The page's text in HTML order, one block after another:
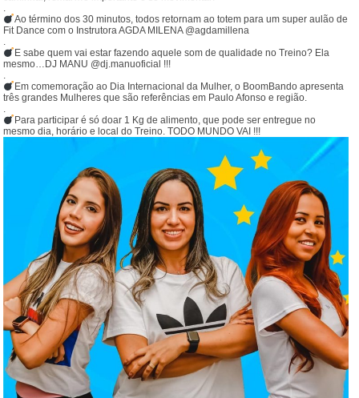
.
Ao término dos 30 minutos, todos retornam ao totem para um super aulão de
Fit Dance com o Instrutora AGDA MILENA @agdamillena
.
E sabe quem vai estar fazendo aquele som de qualidade no Treino? Ela
mesmo…DJ MANU @dj.manuoficial !!!
.
Em comemoração ao Dia Internacional da Mulher, o BoomBando apresenta
três grandes Mulheres que são referências em Paulo Afonso e região.
.
Para participar é só doar 1 Kg de alimento, que pode ser entregue no
mesmo dia, horário e local do Treino. TODO MUNDO VAI !!!